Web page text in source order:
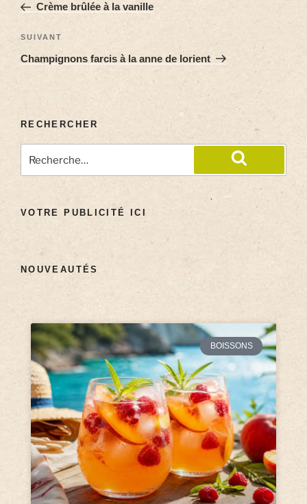
Crème brûlée à la vanille
SUIVANT
Champignons farcis à la anne de lorient
RECHERCHER
VOTRE PUBLICITÉ ICI
NOUVEAUTÉS
BOISSONS